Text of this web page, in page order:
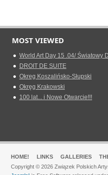
MOST VIEWED
World Art Day 15 .04/ Światowy
DROIT DE SUITE
Okreg Koszalińsko-Słupski
Okręg Krakowski
100 lat... i Nowe Otwarcie!!!
HOME! LINKS GALLERIES
Copyright © 2026 Związek Polskich